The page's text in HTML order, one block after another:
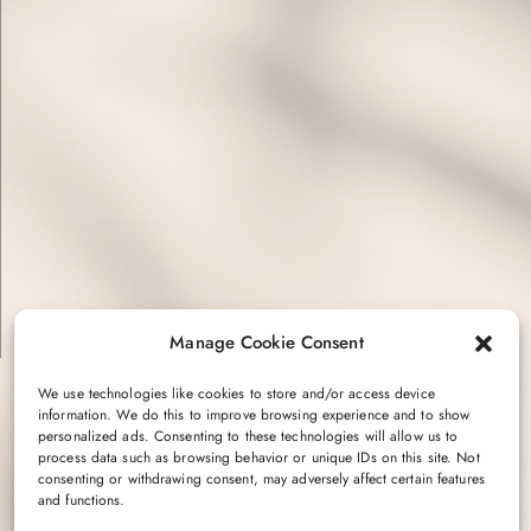
Manage Cookie Consent
We use technologies like cookies to store and/or access device
information. We do this to improve browsing experience and to show
personalized ads. Consenting to these technologies will allow us to
process data such as browsing behavior or unique IDs on this site. Not
consenting or withdrawing consent, may adversely affect certain features
and functions.
de passe oublié ?